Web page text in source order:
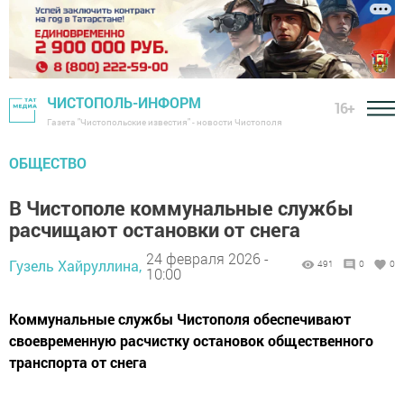
ЧИСТОПОЛЬ-ИНФОРМ
Газета "Чистопольские известия" - новости Чистополя
16+
ОБЩЕСТВО
В Чистополе коммунальные службы
расчищают остановки от снега
Гузель Хайруллина, 24 февраля 2026 -
10:00
491 0 0
Коммунальные службы Чистополя обеспечивают
своевременную расчистку остановок общественного
транспорта от снега